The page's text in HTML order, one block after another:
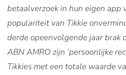
betaalverzoek in hun eigen app
populariteit van Tikkie
derde opeenvolgende jaar brak
ABN AMRO zijn ‘persoonlijke
Tikkies met een totale waarde